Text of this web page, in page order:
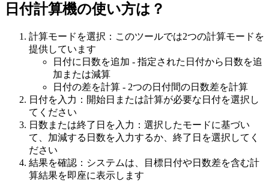
日付計算機の使い方は？
計算モードを選択 ： このツールでは2つの計算モードを
提供しています
日付に日数を追加 - 指定された日付から日数を追
加または減算
日付の差を計算 - 2つの日付間の日数差を計算
日付を入力 ： 開始日または計算が必要な日付を選択し
てください
日数または終了日を入力 ： 選択したモードに基づい
て、加減する日数を入力するか、終了日を選択してく
ださい
結果を確認 ： システムは、目標日付や日数差を含む計
算結果を即座に表示します